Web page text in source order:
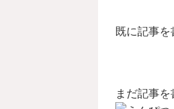
既に記事を
まだ記事を